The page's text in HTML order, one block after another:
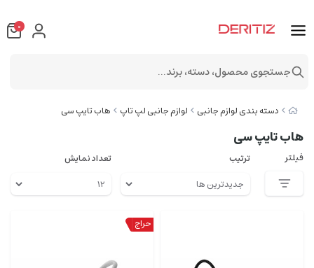
دسته بندی لوازم جانبی لوازم جانبی لپ تاپ هاب تایپ سی
هاب تایپ سی
فیلتر ترتیب تعداد نمایش
0
جستجوی محصول، دسته، برند...